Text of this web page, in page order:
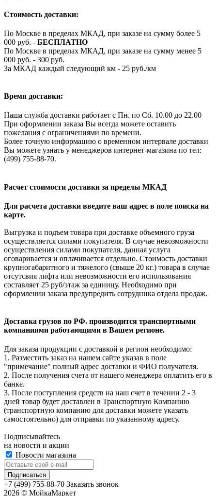
Стоимость доставки:
По Москве в пределах МКАД, при заказе на сумму более 5
000 руб. - БЕСПЛАТНО
По Москве в пределах МКАД, при заказе на сумму менее 5
000 руб. - 300 руб.
За МКАД каждый следующий км - 25 руб./км
Время доставки:
Наша служба доставки работает с Пн. по Сб. 10.00 до 22.00
При оформлении заказа Вы всегда можете оставить
пожелания с ограничениями по времени.
Более точную информацию о временном интервале доставки
Вы можете узнать у менеджеров интернет-магазина по тел:
(499) 755-88-70.
Расчет стоимости доставки за пределы МКАД
Для расчета доставки введите ваш адрес в поле поиска на
карте.
Выгрузка и подъем товара при доставке объемного груза
осуществляется силами покупателя. В случае невозможности
осуществления силами покупателя, данная услуга
оговаривается и оплачивается отдельно. Стоимость доставки
крупногабаритного и тяжелого (свыше 20 кг.) товара в случае
отсутсвия лифта или невозможности его использования
составляет 25 руб/этаж за единицу. Необходимо при
оформлении заказа предупредить сотрудника отдела продаж.
Доставка грузов по РФ. производится транспортными
компаниями работающими в Вашем регионе.
Для заказа продукции с доставкой в регион необходимо:
1. Разместить заказ на нашем сайте указав в поле
"примечание" полный адрес доставки и ФИО получателя.
2. После получения счета от нашего менеджера оплатить его в
банке.
3. После поступления средств на наш счет в течении 2 - 3
дней товар будет доставлен в Транспортную Компанию
(транспортную компанию для доставки можете указать
самостоятельно) для отправки по указанному адресу.
Подписывайтесь
на новости и акции
Новости магазина
+7 (499) 755-88-70 Заказать звонок
2026 © МойкаМаркет